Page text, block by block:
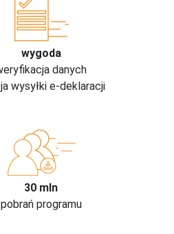
wygoda
danych
wysyłki e-deklaracji
30 mln
pobrań programu